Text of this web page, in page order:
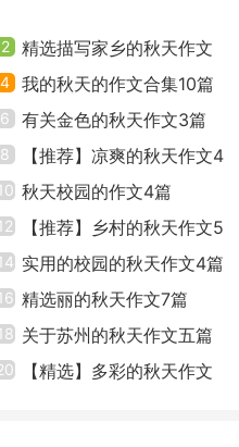
，秋天是红色的！
脚，伸出小手，摘下一
脾。哦，秋天是橙色
子像一只只金灿灿的蝴
轻地从树上飘落下来，
！
草长满大地，为树木铺
颗晶莹的露珠在草尖上
2
精选描写家乡的秋天作文
篇
4 我的秋天的作文合集10篇
6 有关金色的秋天作文3篇
8
【推荐】凉爽的秋天作文4
秋天校园的作文4篇
【推荐】乡村的秋天作文5
实用的校园的秋天作文4篇
精选丽的秋天作文7篇
关于苏州的秋天作文五篇
【精选】多彩的秋天作文